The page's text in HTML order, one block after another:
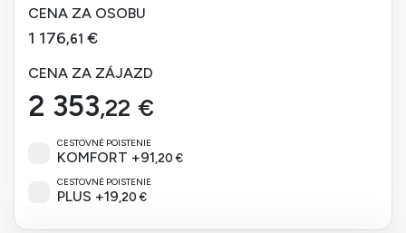
CENA ZA OSOBU
1 176,61 €
CENA ZA ZÁJAZD
2 353,22 €
CESTOVNÉ POISTENIE
KOMFORT +91,20 €
CESTOVNÉ POISTENIE
PLUS +19,20 €